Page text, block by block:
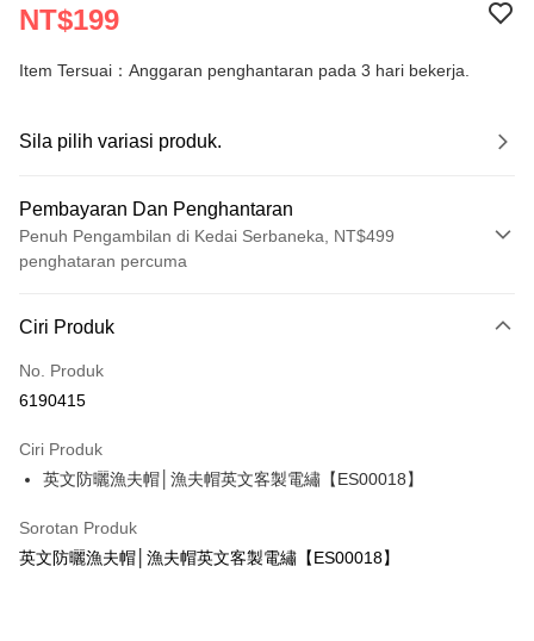
NT$199
Item Tersuai：Anggaran penghantaran pada 3 hari bekerja.
Sila pilih variasi produk.
Pembayaran Dan Penghantaran
Penuh Pengambilan di Kedai Serbaneka, NT$499
penghataran percuma
Kad Kredit (Bayaran Penuh)
Pengambilan di Kedai Serbaneka
Apple Pay
Easy Wallet
Ciri Produk
No. Produk
6190415
Ciri Produk
英文防曬漁夫帽│漁夫帽英文客製電繡【ES00018】
Sorotan Produk
英文防曬漁夫帽│漁夫帽英文客製電繡【ES00018】